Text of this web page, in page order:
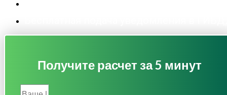
Получите расчет за 5 минут